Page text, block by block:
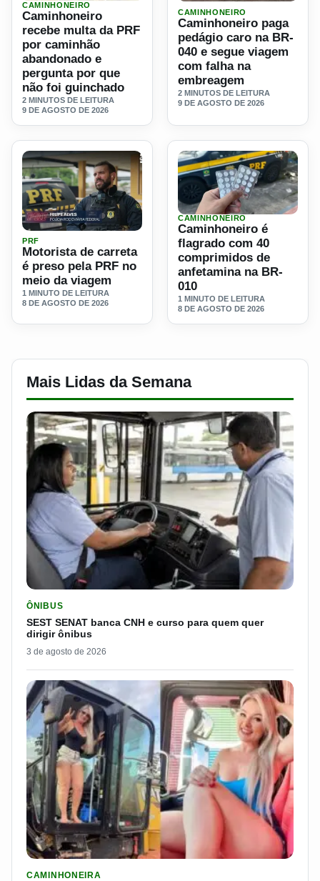
Ler materia: Caminhoneiro recebe multa da PRF por
CAMINHONEIRO
Caminhoneiro
recebe multa da PRF
por caminhão
abandonado e
pergunta por que
não foi guinchado
2 MINUTOS DE LEITURA
9 DE AGOSTO DE 2026
Ler materia: Caminhoneiro
CAMINHONEIRO
Caminhoneiro paga
pedágio caro na BR-
040 e segue viagem
com falha na
embreagem
2 MINUTOS DE LEITURA
9 DE AGOSTO DE 2026
Ler materia: Motorista de carreta é preso pela PRF no
PRF
Motorista de carreta
é preso pela PRF no
meio da viagem
1 MINUTO DE LEITURA
8 DE AGOSTO DE 2026
Ler materia: Caminhoneiro
CAMINHONEIRO
Caminhoneiro é
flagrado com 40
comprimidos de
anfetamina na BR-
010
1 MINUTO DE LEITURA
8 DE AGOSTO DE 2026
Mais Lidas da Semana
ÔNIBUS
SEST SENAT banca CNH e curso para quem quer
dirigir ônibus
3 de agosto de 2026
CAMINHONEIRA